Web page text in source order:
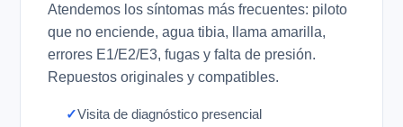
Atendemos los síntomas más frecuentes: piloto
que no enciende, agua tibia, llama amarilla,
errores E1/E2/E3, fugas y falta de presión.
Repuestos originales y compatibles.
Visita de diagnóstico presencial